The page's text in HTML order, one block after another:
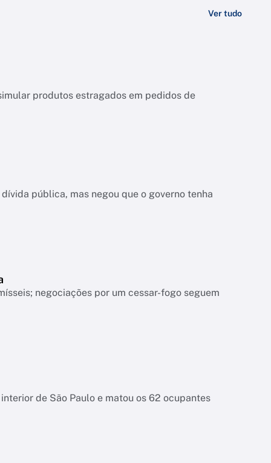
Ver tudo
produtos estragados em pedidos de
pública, mas negou que o governo tenha
negociações por um cessar-fogo seguem
de São Paulo e matou os 62 ocupantes